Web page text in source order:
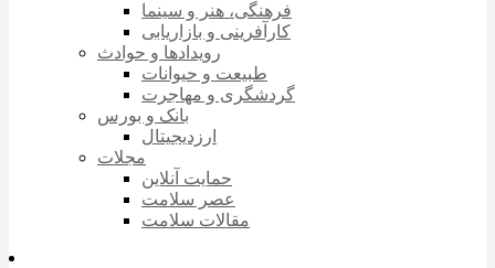
فرهنگی، هنر و سینما
کارآفرینی و بازاریابی
رویدادها و حوادث
طبیعت و حیوانات
گردشگری و مهاجرت
بانک و بورس
ارزدیجیتال
مجلات
حمایت آنلاین
عصر سلامت
مقالات سلامت